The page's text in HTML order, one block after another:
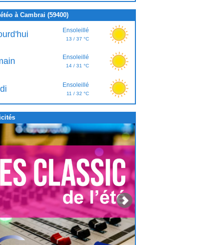
à Cambrai (59400)
Ensoleillé
13 / 37 °C
Ensoleillé
14 / 31 °C
Ensoleillé
11 / 32 °C